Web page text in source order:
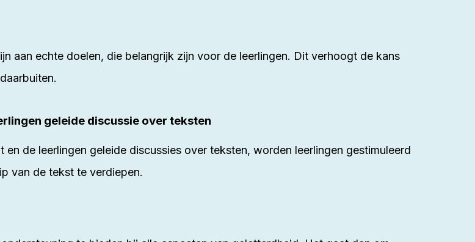
aan echte doelen, die belangrijk zijn voor de leerlingen. Dit verhoogt de kans
geleide discussie over teksten
de leerlingen geleide discussies over teksten, worden leerlingen gestimuleerd
van de tekst te verdiepen.